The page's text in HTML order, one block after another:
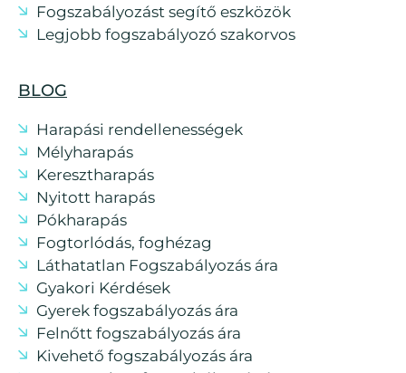
Fogszabályozást segítő eszközök
Legjobb fogszabályozó szakorvos
BLOG
Harapási rendellenességek
Mélyharapás
Keresztharapás
Nyitott harapás
Pókharapás
Fogtorlódás, foghézag
Láthatatlan Fogszabályozás ára
Gyakori Kérdések
Gyerek fogszabályozás ára
Felnőtt fogszabályozás ára
Kivehető fogszabályozás ára